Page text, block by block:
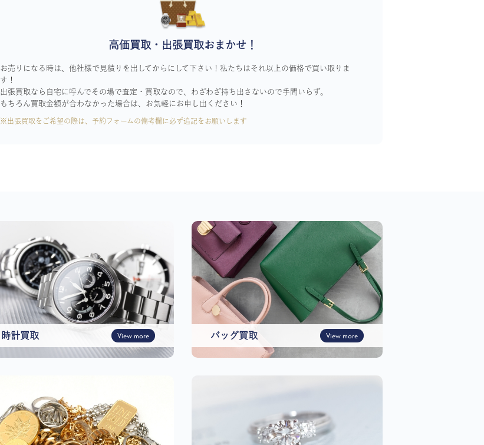
高価買取・出張買取おまかせ！
お売りになる時は、他社様で見積りを出してからにして下さい！私たちはそれ以上の価格で買い取りま
す！
出張買取なら自宅に呼んでその場で査定・買取なので、わざわざ持ち出さないので手間いらず。
もちろん買取金額が合わなかった場合は、お気軽にお申し出ください！
※出張買取をご希望の際は、予約フォームの備考欄に必ず追記をお願いします
時計買取 View more バッグ買取 View more